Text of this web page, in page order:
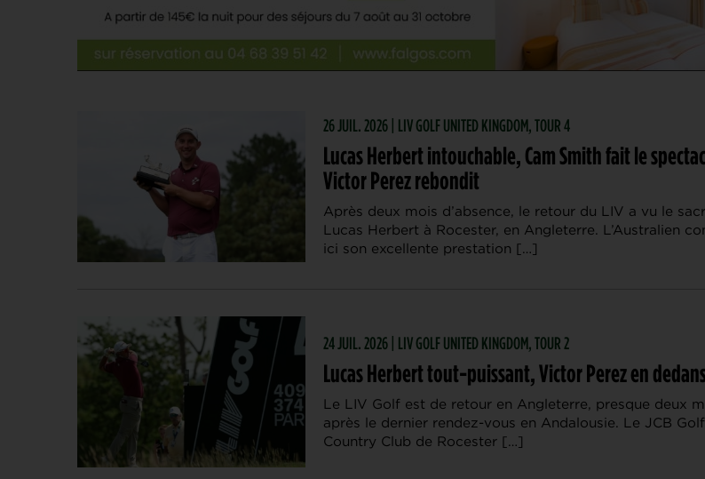
26 JUIL. 2026 | LIV GOLF UNITED KINGDOM, TOUR 4
Lucas Herbert intouchable, Cam Smith fait le
Victor Perez rebondit
Après deux mois d’absence, le retour du LIV a vu le
Lucas Herbert à Rocester, en Angleterre. L’Australien
ici son excellente prestation […]
24 JUIL. 2026 | LIV GOLF UNITED KINGDOM, TOUR 2
Lucas Herbert tout-puissant, Victor Perez en
Le LIV Golf est de retour en Angleterre, presque deux
après le dernier rendez-vous en Andalousie. Le JCB
Country Club de Rocester […]